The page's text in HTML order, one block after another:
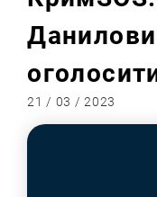
21 / 03 / 2023